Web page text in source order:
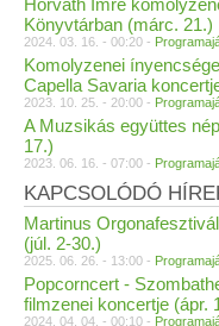
Horváth Imre
Könyvtárban (márc. 21.)
2024. 03. 16. - 00:20 -
Komolyzenei
Capella Savaria
2023. 10. 25. - 20:00 -
A Muzsikás együttes
17.)
2023. 06. 16. - 07:00 -
KAPCSOLÓDÓ
Martinus
(júl. 2-30.)
2025. 06. 26. - 13:00 -
Popcorncert -
filmzenei koncertje (ápr.
2024. 04. 04. - 00:10 -